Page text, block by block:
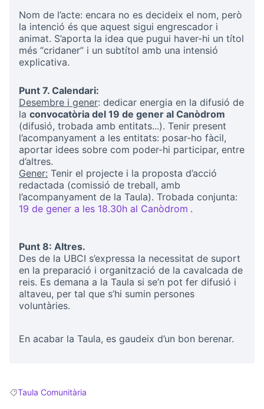
Nom de l’acte: encara no es decideix el nom, però
la intenció és que aquest sigui engrescador i
animat. S’aporta la idea que pugui haver-hi un títol
més “cridaner” i un subtítol amb una intensió
explicativa.
Punt 7. Calendari:
Desembre i gener: dedicar energia en la difusió de
la convocatòria del 19 de gener al Canòdrom
(difusió, trobada amb entitats...). Tenir present
l’acompanyament a les entitats: posar-ho fàcil,
aportar idees sobre com poder-hi participar, entre
d’altres.
Gener: Tenir el projecte i la proposta d’acció
redactada (comissió de treball, amb
l’acompanyament de la Taula). Trobada conjunta:
19 de gener a les 18.30h al Canòdrom .
Punt 8: Altres.
Des de la UBCI s’expressa la necessitat de suport
en la preparació i organització de la cavalcada de
reis. Es demana a la Taula si se’n pot fer difusió i
altaveu, per tal que s’hi sumin persones
voluntàries.
En acabar la Taula, es gaudeix d’un bon berenar.
Filter results for: Taula Comunitària
Taula Comunitària